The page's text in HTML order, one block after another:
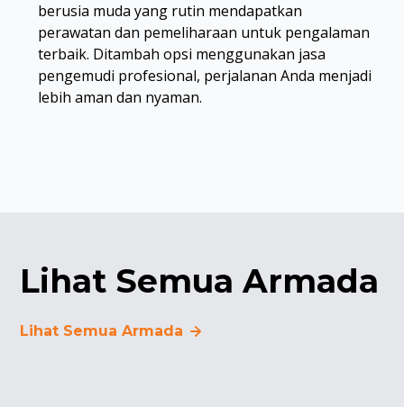
berusia muda yang rutin mendapatkan
perawatan dan pemeliharaan untuk pengalaman
terbaik. Ditambah opsi menggunakan jasa
pengemudi profesional, perjalanan Anda menjadi
lebih aman dan nyaman.
Lihat Semua Armada
Lihat Semua Armada